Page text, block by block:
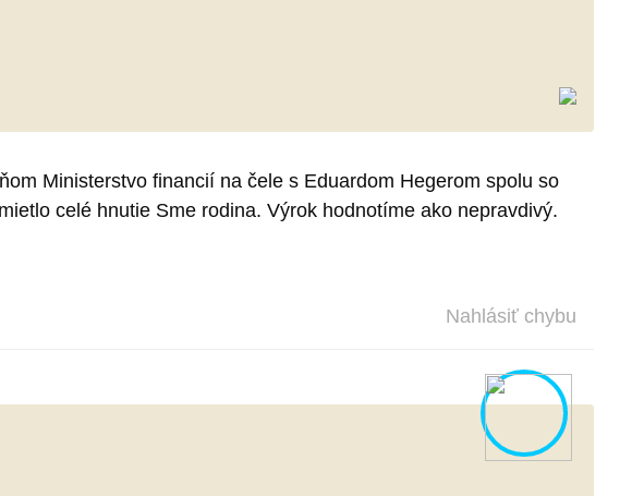
Ministerstvo financií na čele s Eduardom Hegerom spolu so
celé hnutie Sme rodina. Výrok hodnotíme ako nepravdivý.
Nahlásiť chybu